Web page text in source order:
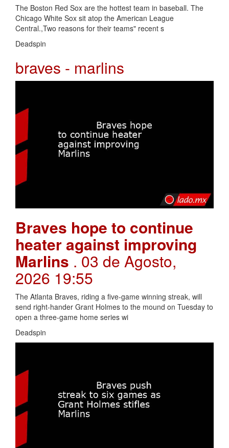
The Boston Red Sox are the hottest team in baseball. The
Chicago White Sox sit atop the American League
Central.,Two reasons for their teams" recent s
Deadspin
braves - marlins
Braves hope to continue
heater against improving
Marlins . 03 de Agosto,
2026 19:55
The Atlanta Braves, riding a five-game winning streak, will
send right-hander Grant Holmes to the mound on Tuesday to
open a three-game home series wi
Deadspin